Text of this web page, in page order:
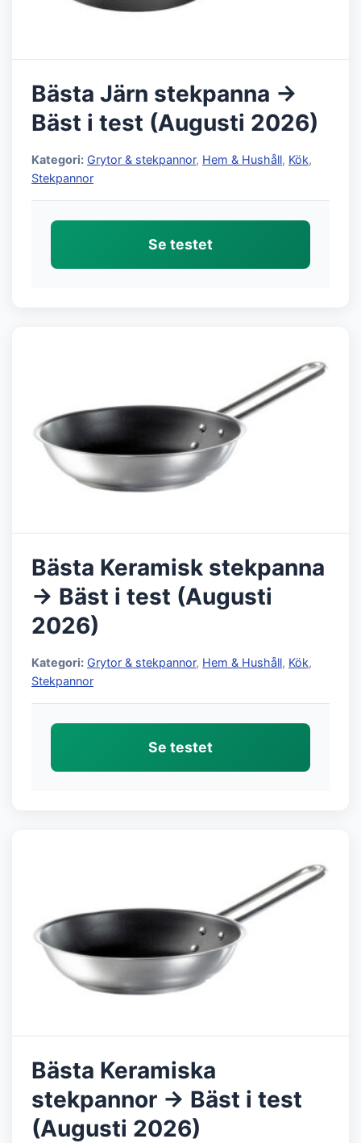
Bästa Järn stekpanna →
Bäst i test (Augusti 2026)
Kategori: Grytor & stekpannor, Hem & Hushåll, Kök,
Stekpannor
Se testet
Bästa Keramisk stekpanna
→ Bäst i test (Augusti
2026)
Kategori: Grytor & stekpannor, Hem & Hushåll, Kök,
Stekpannor
Se testet
Bästa Keramiska
stekpannor → Bäst i test
(Augusti 2026)